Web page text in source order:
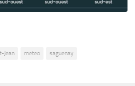
Jean meteo saguenay